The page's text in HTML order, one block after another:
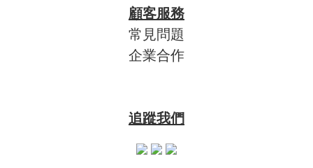
顧客服務
常見問題
企業合作
追蹤我們